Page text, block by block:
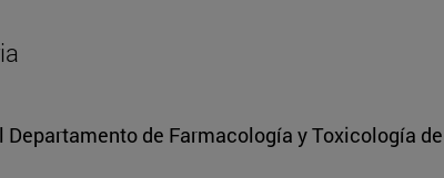
de Farmacología y Toxicología